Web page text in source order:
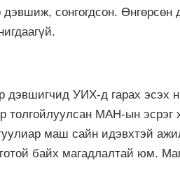
сонгогдсон. Өнгөрсөн
дэвшигчид УИХ-д гарах эсэх
толгойлуулсан МАН-ын эсрэг
маш сайн идэвхтэй
байх магадлалтай юм.